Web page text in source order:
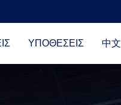
ΥΠΟΘΈΣΕΙΣ 中文